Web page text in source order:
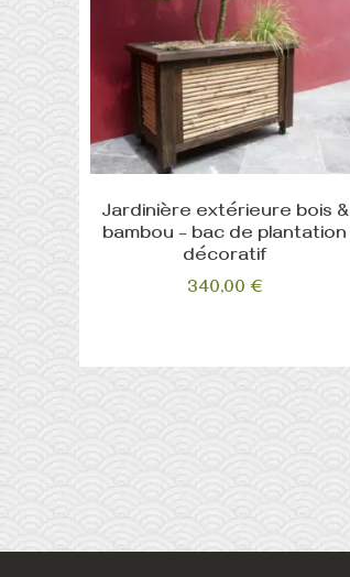
Jardinière extérieure bois &
bambou – bac de plantation
décoratif
340,00€